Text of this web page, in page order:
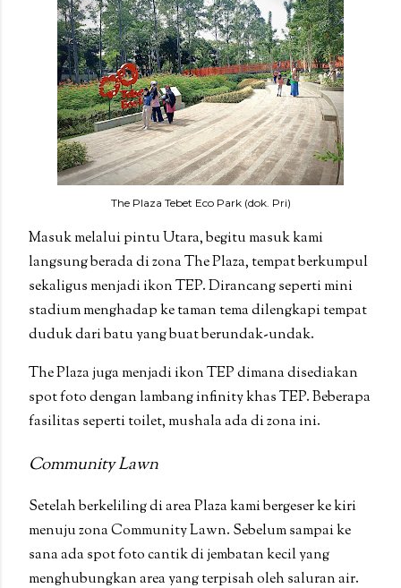
The Plaza Tebet Eco Park (dok. Pri)
Masuk melalui pintu Utara, begitu masuk kami
langsung berada di zona The Plaza, tempat berkumpul
sekaligus menjadi ikon TEP. Dirancang seperti mini
stadium menghadap ke taman tema dilengkapi tempat
duduk dari batu yang buat berundak-undak.
The Plaza juga menjadi ikon TEP dimana disediakan
spot foto dengan lambang infinity khas TEP. Beberapa
fasilitas seperti toilet, mushala ada di zona ini.
Community Lawn
Setelah berkeliling di area Plaza kami bergeser ke kiri
menuju zona Community Lawn. Sebelum sampai ke
sana ada spot foto cantik di jembatan kecil yang
menghubungkan area yang terpisah oleh saluran air.